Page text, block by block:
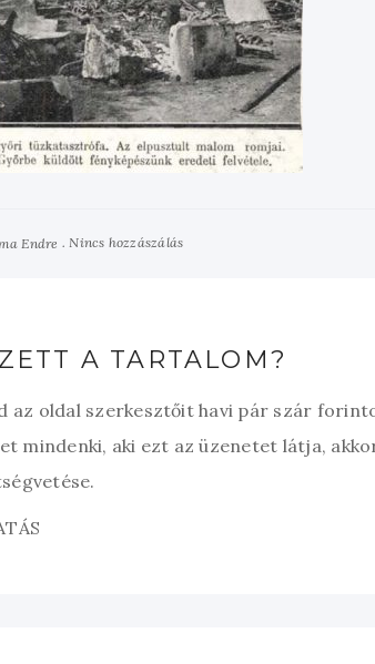
Endre Nincs hozzászálás
A TARTALOM?
az oldal szerkesztőit havi pár szár
mindenki, aki ezt az üzenetet látja,